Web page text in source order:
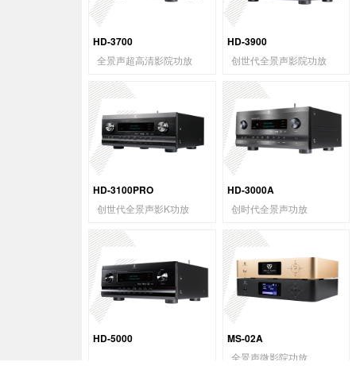
HD-3700
全景声超高清影院功放
HD-3900
创世代全景声影院功放
HD-3100PRO
创世代全景声影K功放
HD-3000A
创时代全景声功放
HD-5000 MS-02A
全景声微影院功放